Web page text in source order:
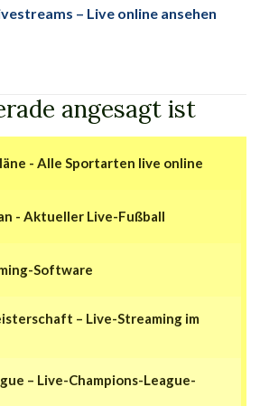
– Live online ansehen
angesagt ist
- Alle Sportarten live online
- Aktueller Live-Fußball
Software
– Live-Streaming im
– Live-Champions-League-